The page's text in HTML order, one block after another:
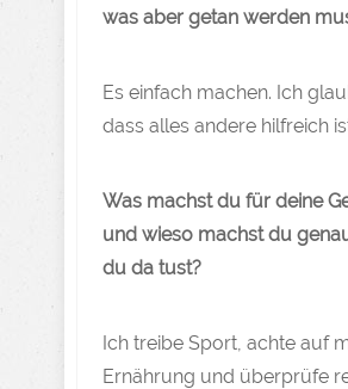
was aber getan werden
Es einfach machen. Ich
dass alles andere hilfreich
Was machst du für deine
und wieso machst du
du da tust?
Ich treibe Sport, achte auf
Ernährung und überprüfe